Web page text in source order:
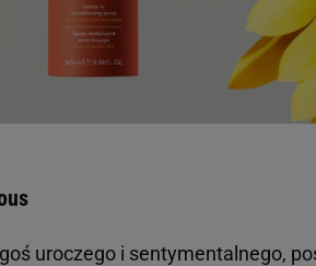
uroczego i sentymentalnego,